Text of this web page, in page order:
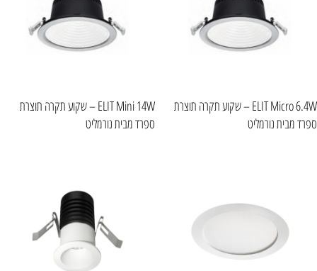
ELIT Micro 6.4W – שקוע תקרה תוצרת
ספרד מבית נורמליט
ELIT Mini 14W – שקוע תקרה תוצרת
ספרד מבית נורמליט